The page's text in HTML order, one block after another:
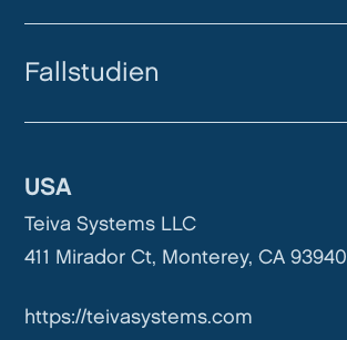
USA
Teiva Systems LLC
411 Mirador Ct, Monterey, CA 93940
https://teivasystems.com
Fallstudien